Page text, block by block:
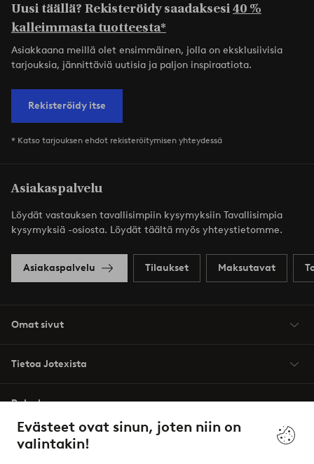
Evästeet ovat sinun, joten niin on
valintakin!
Uusi täällä? Rekisteröidy saadaksesi40 %
kalleimmasta tuotteesta*
Asiakkaana meillä olet ensimmäinen, jolla on eksklusiivisia
tarjouksia, jännittäviä uutisia ja paljon inspiraatiota.
Rekisteröidy itse
* Katso tarjouksen ehdot rekisteröitymisen yhteydessä
Asiakaspalvelu
Löydät vastauksen tavallisimpiin kysymyksiin Tavallisimpia
kysymyksiä -osiosta. Löydät täältä myös yhteystietomme.
Asiakaspalvelu Tilaukset Maksutavat
Omat sivut
Tietoa Jotexista
Palvelumme
Ehdot